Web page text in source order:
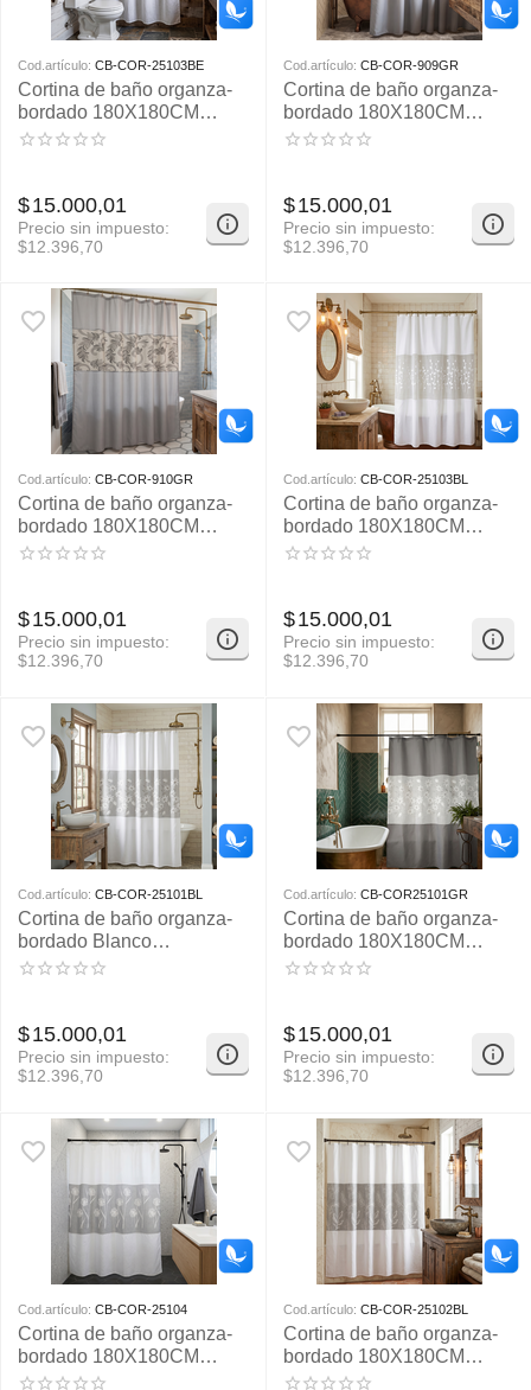
Cod.artículo: CB-COR-25103BE
Cortina de baño organza-
bordado 180X180CM
APROX
$15.000,01
Precio sin impuesto:
$12.396,70
Cod.artículo: CB-COR-909GR
Cortina de baño organza-
bordado 180X180CM
APROX
$15.000,01
Precio sin impuesto:
$12.396,70
Cod.artículo: CB-COR-910GR
Cortina de baño organza-
bordado 180X180CM
APROX
$15.000,01
Precio sin impuesto:
$12.396,70
Cod.artículo: CB-COR-25103BL
Cortina de baño organza-
bordado 180X180CM
APROX
$15.000,01
Precio sin impuesto:
$12.396,70
Cod.artículo: CB-COR-25101BL
Cortina de baño organza-
bordado Blanco
180X180CM APROX
$15.000,01
Precio sin impuesto:
$12.396,70
Cod.artículo: CB-COR25101GR
Cortina de baño organza-
bordado 180X180CM
APROX
$15.000,01
Precio sin impuesto:
$12.396,70
Cod.artículo: CB-COR-25104
Cortina de baño organza-
bordado 180X180CM
APROX
Cod.artículo: CB-COR-25102BL
Cortina de baño organza-
bordado 180X180CM
APROX